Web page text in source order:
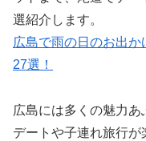
選紹介します。
広島で雨の日のお出か
27選！
広島には多くの魅力
デートや子連れ旅行